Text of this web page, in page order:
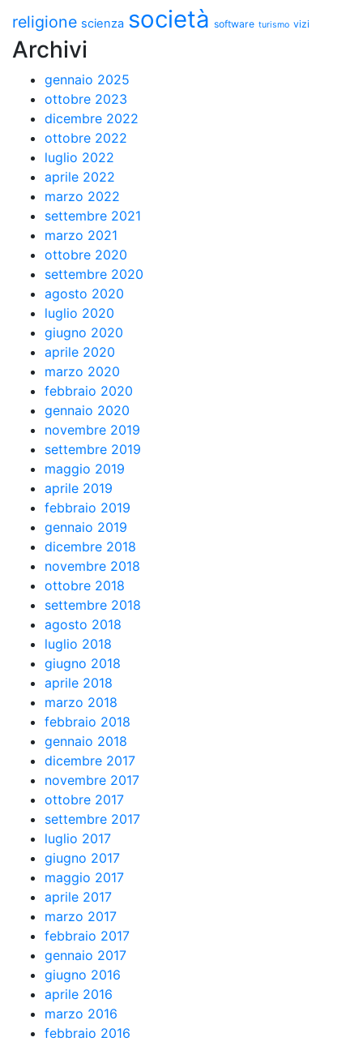
religione scienza società software turismo vizi
Archivi
gennaio 2025
ottobre 2023
dicembre 2022
ottobre 2022
luglio 2022
aprile 2022
marzo 2022
settembre 2021
marzo 2021
ottobre 2020
settembre 2020
agosto 2020
luglio 2020
giugno 2020
aprile 2020
marzo 2020
febbraio 2020
gennaio 2020
novembre 2019
settembre 2019
maggio 2019
aprile 2019
febbraio 2019
gennaio 2019
dicembre 2018
novembre 2018
ottobre 2018
settembre 2018
agosto 2018
luglio 2018
giugno 2018
aprile 2018
marzo 2018
febbraio 2018
gennaio 2018
dicembre 2017
novembre 2017
ottobre 2017
settembre 2017
luglio 2017
giugno 2017
maggio 2017
aprile 2017
marzo 2017
febbraio 2017
gennaio 2017
giugno 2016
aprile 2016
marzo 2016
febbraio 2016